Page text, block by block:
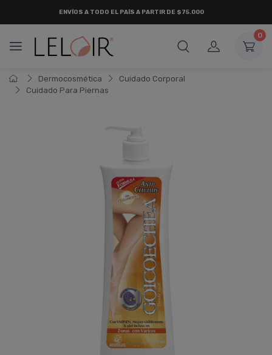
ENVÍOS A TODO EL PAÍS A PARTIR DE $75.000
0
Dermocosmética
Cuidado Corporal
Cuidado Para Piernas